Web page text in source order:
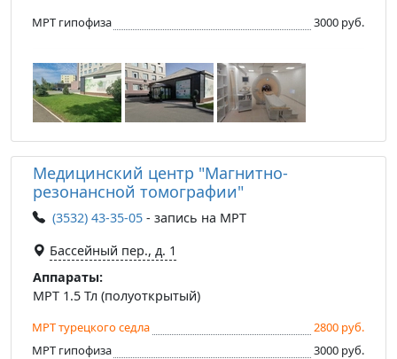
МРТ гипофиза 3000 руб.
Медицинский центр "Магнитно-
резонансной томографии"
(3532) 43-35-05 - запись на МРТ
Бассейный пер., д. 1
Аппараты:
МРТ 1.5 Тл (полуоткрытый)
МРТ турецкого седла
2800 руб.
МРТ гипофиза
3000 руб.